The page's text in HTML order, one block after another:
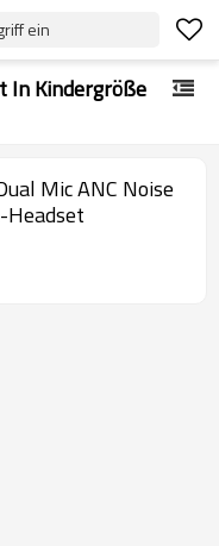
ein
In Kindergröße
Mic ANC Noise